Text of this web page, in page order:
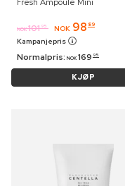
NOK 101 95 NOK 98 89
Kampanjepris
Normalpris: NOK 169 95
KJØP